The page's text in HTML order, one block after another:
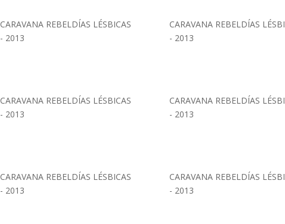
CARAVANA REBELDÍAS LÉSBICAS
- 2013
CARAVANA REBELDÍAS
- 2013
CARAVANA REBELDÍAS LÉSBICAS
- 2013
CARAVANA REBELDÍAS
- 2013
CARAVANA REBELDÍAS LÉSBICAS
- 2013
CARAVANA REBELDÍAS
- 2013